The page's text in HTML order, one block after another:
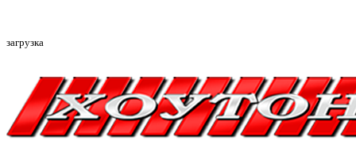
загрузка